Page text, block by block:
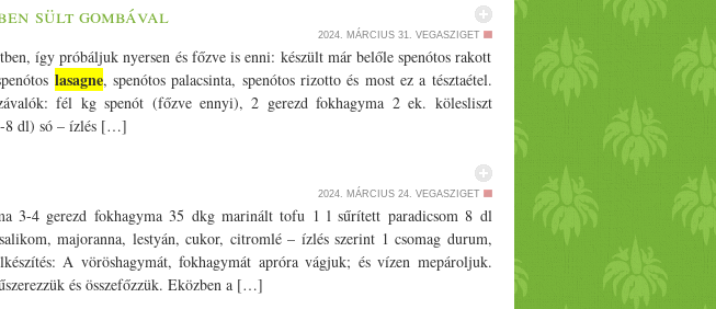
sült gombával
2024. MÁRCIUS 31. VEGASZIGET
így próbáljuk nyersen és főzve is enni: készült már belőle spenótos rakott
lasagne, spenótos palacsinta, spenótos rizotto és most ez a tésztaétel.
fél kg spenót (főzve ennyi), 2 gerezd fokhagyma 2 ek. kölesliszt
8 dl) só – ízlés […]
2024. MÁRCIUS 24. VEGASZIGET
3-4 gerezd fokhagyma 35 dkg marinált tofu 1 l sűrített paradicsom 8 dl
majoranna, lestyán, cukor, citromlé – ízlés szerint 1 csomag durum,
A vöröshagymát, fokhagymát apróra vágjuk; és vízen mepároljuk.
és összefőzzük. Eközben a […]